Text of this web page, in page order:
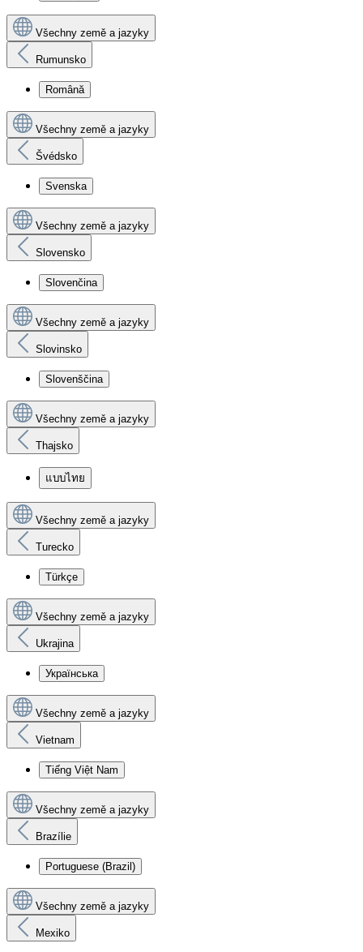
Všechny země a jazyky
Rumunsko
Română
Všechny země a jazyky
Švédsko
Svenska
Všechny země a jazyky
Slovensko
Slovenčina
Všechny země a jazyky
Slovinsko
Slovenščina
Všechny země a jazyky
Thajsko
แบบไทย
Všechny země a jazyky
Turecko
Türkçe
Všechny země a jazyky
Ukrajina
Українська
Všechny země a jazyky
Vietnam
Tiếng Việt Nam
Všechny země a jazyky
Brazílie
Portuguese (Brazil)
Všechny země a jazyky
Mexiko